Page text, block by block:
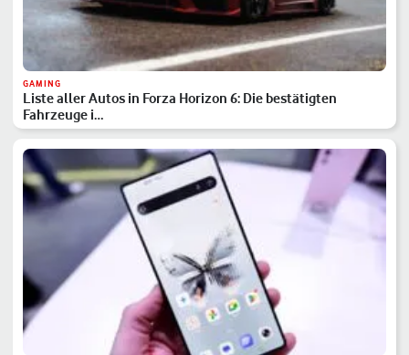
GAMING
Liste aller Autos in Forza Horizon 6: Die bestätigten
Fahrzeuge i…